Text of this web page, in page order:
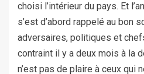
choisi l’intérieur du pays. Et
s’est d’abord rappelé au bon
adversaires, politiques et
contraint il y a deux mois à la
n’est pas de plaire à ceux qui